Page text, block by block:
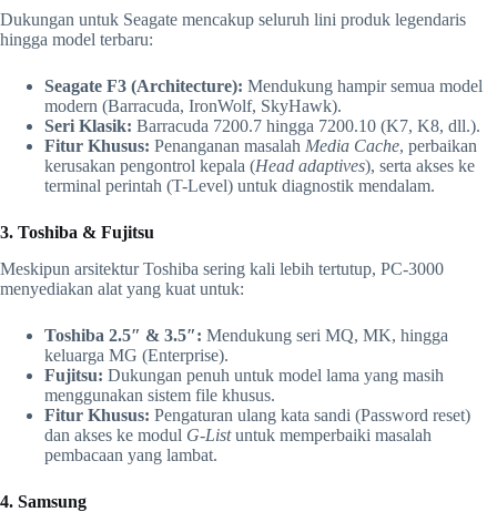
Dukungan untuk Seagate mencakup seluruh lini produk legendaris
hingga model terbaru:
Seagate F3 (Architecture): Mendukung hampir semua model
modern (Barracuda, IronWolf, SkyHawk).
Seri Klasik: Barracuda 7200.7 hingga 7200.10 (K7, K8, dll.).
Fitur Khusus: Penanganan masalah Media Cache, perbaikan
kerusakan pengontrol kepala (Head adaptives), serta akses ke
terminal perintah (T-Level) untuk diagnostik mendalam.
3. Toshiba & Fujitsu
Meskipun arsitektur Toshiba sering kali lebih tertutup, PC-3000
menyediakan alat yang kuat untuk:
Toshiba 2.5″ & 3.5″: Mendukung seri MQ, MK, hingga
keluarga MG (Enterprise).
Fujitsu: Dukungan penuh untuk model lama yang masih
menggunakan sistem file khusus.
Fitur Khusus: Pengaturan ulang kata sandi (Password reset)
dan akses ke modul G-Listuntuk memperbaiki masalah
pembacaan yang lambat.
4. Samsung